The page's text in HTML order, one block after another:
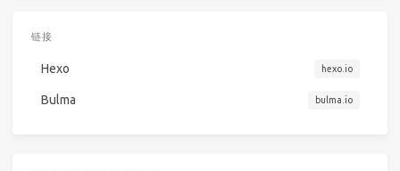
链接
Hexo hexo.io
Bulma bulma.io